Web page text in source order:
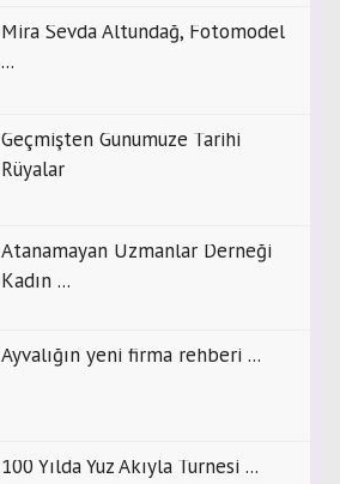
Mira Sevda Altundağ, Fotomodel
...
Geçmişten Günümüze Tarihi
Rüyalar
Atanamayan Uzmanlar Derneği
Kadın ...
Ayvalığın yeni firma rehberi ...
100 Yılda Yüz Akıyla Turnesi ...